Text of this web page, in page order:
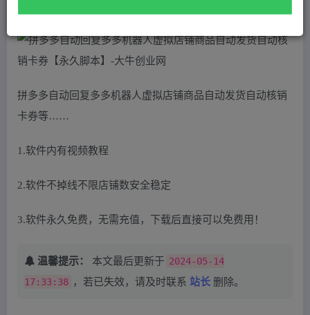
拼多多自动回复多多机器人虚拟店铺商品自动发货自动核销
卡券等……
1.软件内有视频教程
2.软件不掉线不限店铺数安全稳定
3.软件永久免费，无需充值，下载后直接可以免费用！
温馨提示： 本文最后更新于 2024-05-14
17:33:38 ，若已失效，请及时联系 站长 删除。